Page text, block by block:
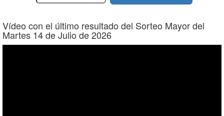
Vídeo con el último resultado del Sorteo Mayor del
Martes 14 de Julio de 2026